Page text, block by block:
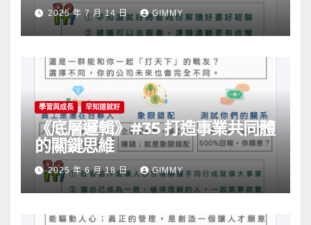
2025 年 7 月 14 日 GIMMY
學習與成長 早知道就好
《底層邏輯》#35 打造事業共同體
的關鍵思維
2025 年 6 月 18 日 GIMMY